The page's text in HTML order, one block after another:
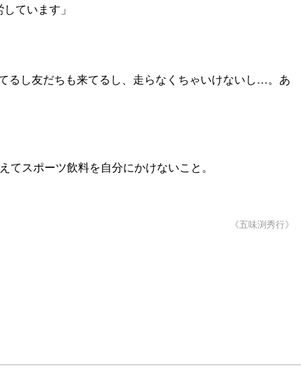
ています」
るし友だちも来てるし、走らなくちゃいけないし…。あ
スポーツ飲料を自分にかけないこと。
《五味渕秀行》